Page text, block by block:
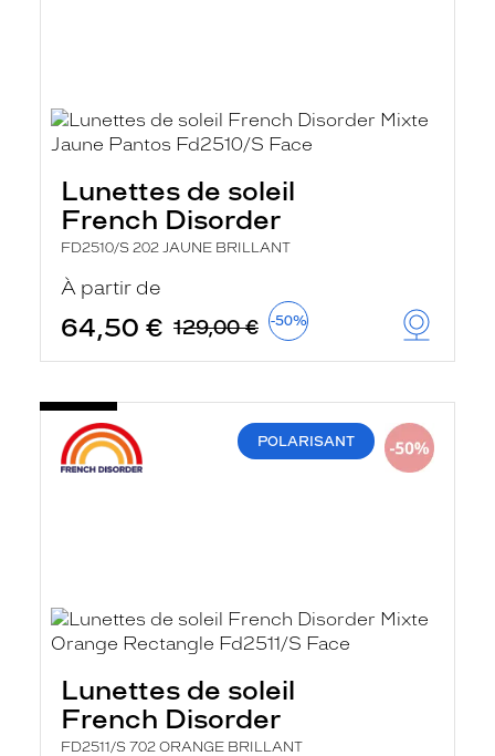
Lunettes de soleil
French Disorder
FD2510/S 202 JAUNE BRILLANT
À partir de
64,50 € 129,00 € -50%
POLARISANT
Lunettes de soleil
French Disorder
FD2511/S 702 ORANGE BRILLANT